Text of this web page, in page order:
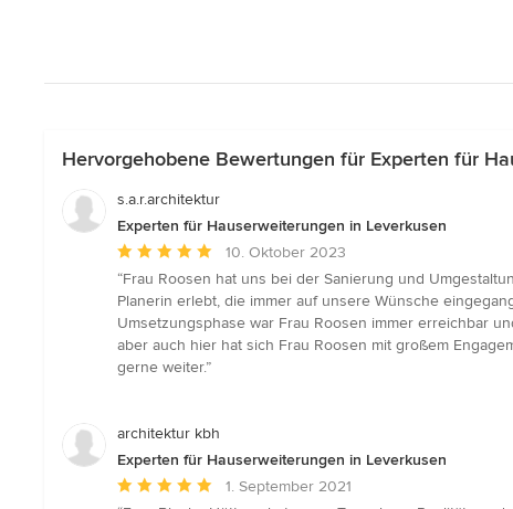
Hervorgehobene Bewertungen für Experten für
s.a.r.architektur
Experten für Hauserweiterungen in Leverkusen
Durchschnittliche
Bewertung:
5
von
5
Sternen
10. Oktober 2023
“Frau Roosen hat uns bei der Sanierung und
Planerin erlebt, die immer auf unsere Wünsche
Umsetzungsphase war Frau Roosen immer erreichbar
aber auch hier hat sich Frau Roosen mit großem
gerne weiter.”
architektur kbh
Experten für Hauserweiterungen in Leverkusen
Durchschnittliche1. September 2021